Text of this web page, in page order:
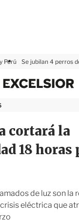
Perú Se jubilan 4 perros
x
cortará la
18 horas
de luz son la
eléctrica que